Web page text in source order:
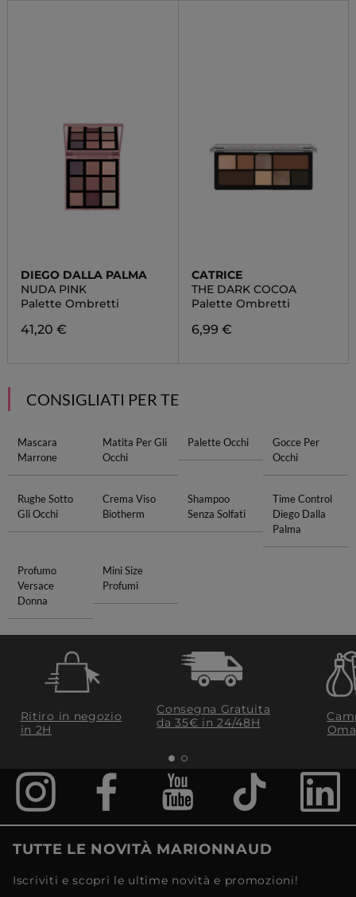
DIEGO DALLA PALMA
NUDA PINK
Palette Ombretti
41,20 €
CATRICE
THE DARK COCOA
Palette Ombretti
6,99 €
CONSIGLIATI PER TE
Mascara
Marrone
Matita Per Gli
Occhi
Palette Occhi
Gocce Per
Occhi
Rughe Sotto
Gli Occhi
Crema Viso
Biotherm
Shampoo
Senza Solfati
Time Control
Diego Dalla
Palma
Profumo
Versace
Donna
Mini Size
Profumi
Ritiro in negozio
in 2H
Consegna Gratuita
da 35€​ in 24/48H
TUTTE LE NOVITÀ MARIONNAUD
Iscriviti e scopri le ultime novità e promozioni!